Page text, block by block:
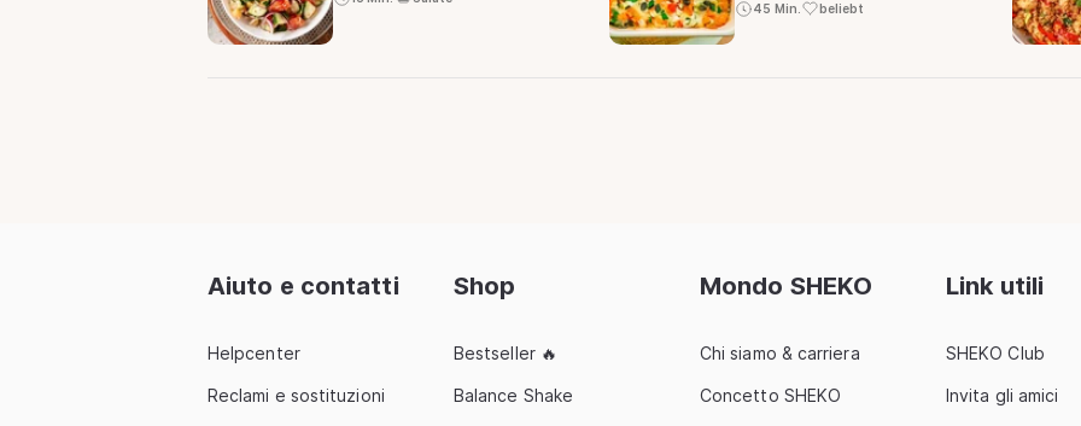
45 Min. beliebt
Aiuto e contatti
Helpcenter
Reclami e sostituzioni
Shop
Bestseller 🔥
Balance Shake
Mondo SHEKO
Chi siamo & carriera
Concetto SHEKO
Link utili
SHEKO Club
Invita gli amici